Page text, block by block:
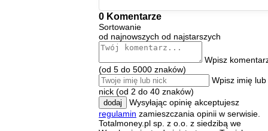
0 Komentarze
Sortowanie
od najnowszych od najstarszych
Wpisz
(od 5 do 5000 znaków)
Wpisz imię lub
nick (od 2 do 40 znaków)
dodaj
Wysyłając opinię akceptujesz
regulamin zamieszczania opinii w serwisie.
Totalmoney.pl sp. z o.o. z siedzibą we